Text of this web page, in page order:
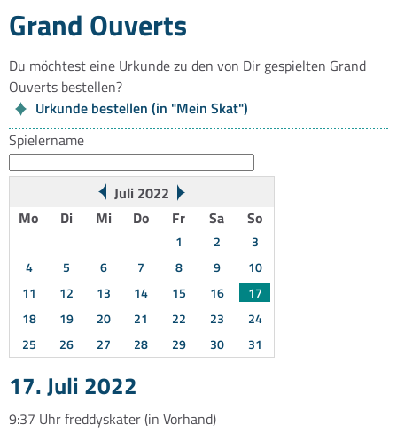
Grand Ouverts
Du möchtest eine Urkunde zu den von Dir gespielten Grand
Ouverts bestellen?
Urkunde bestellen (in "Mein Skat")
Spielername
Juli 2022
Mo
Di Mi Do Fr Sa So
1 2
3
4
5 6 7 8 9
10
11
12 13 14 15 16
17
18
19 20 21 22 23
24
25
26 27 28 29 30 31
17. Juli 2022
9:37 Uhrfreddyskater(in Vorhand)